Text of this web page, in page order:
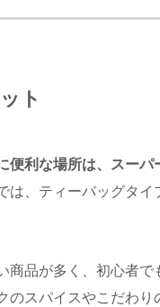
ト
便利な場所は、スーパ
は、ティーバッグタ
商品が多く、初心者
のスパイスやこだわ